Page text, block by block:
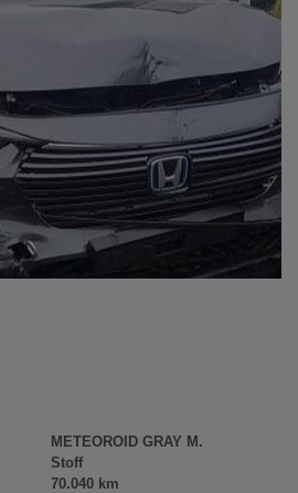
METEOROID GRAY M.
Stoff
70.040 km